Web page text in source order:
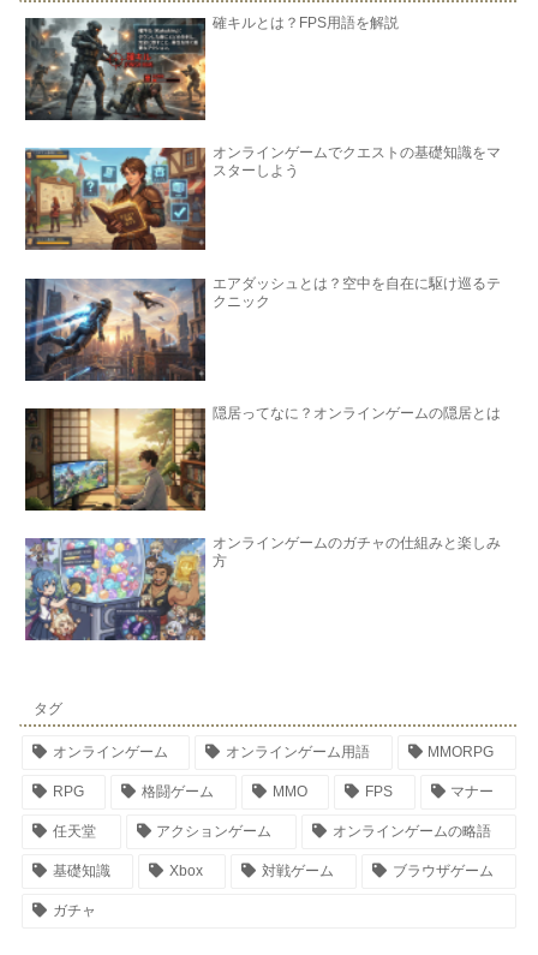
確キルとは？FPS用語を解説
オンラインゲームでクエストの基礎知識をマ
スターしよう
エアダッシュとは？空中を自在に駆け巡るテ
クニック
隠居ってなに？オンラインゲームの隠居とは
オンラインゲームのガチャの仕組みと楽しみ
方
タグ
オンラインゲーム オンラインゲーム用語 MMORPG
RPG 格闘ゲーム MMO FPS マナー
任天堂 アクションゲーム オンラインゲームの略語
基礎知識 Xbox 対戦ゲーム ブラウザゲーム
ガチャ